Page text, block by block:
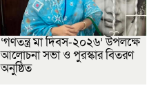
‘গণতন্ত্র মা দিবস-২০২৬’ উপলক্ষে
আলোচনা সভা ও পুরস্কার বিতরণ
অনুষ্ঠিত